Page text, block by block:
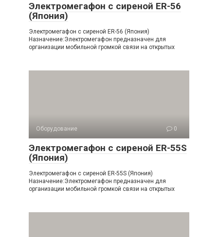
Электромегафон с сиреной ER-56
(Япония)
Электромегафон с сиреной ER-56 (Япония)
Назначение:Электромегафон предназначен для
организации мобильной громкой связи на открытых
Оборудование 0
Электромегафон с сиреной ER-55S
(Япония)
Электромегафон с сиреной ER-55S (Япония)
Назначение:Электромегафон предназначен для
организации мобильной громкой связи на открытых